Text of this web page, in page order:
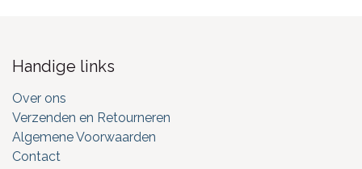
Handige links
Over ons
Verzenden en Retourneren
Algemene Voorwaarden
Contact